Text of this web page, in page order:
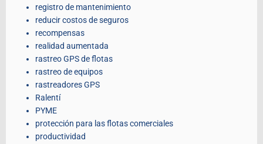
registro de mantenimiento
reducir costos de seguros
recompensas
realidad aumentada
rastreo GPS de flotas
rastreo de equipos
rastreadores GPS
Ralentí
PYME
protección para las flotas comerciales
productividad